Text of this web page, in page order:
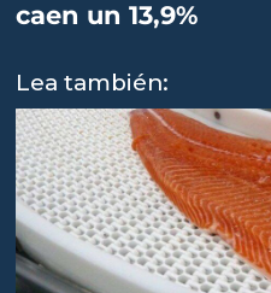
caen un 13,9%
Lea también: